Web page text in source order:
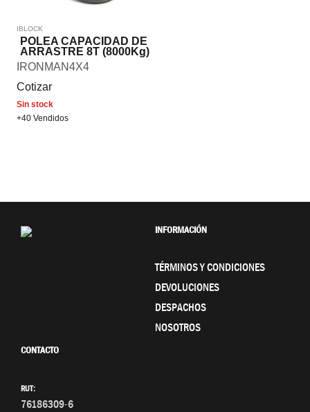
IBLOCK
POLEA CAPACIDAD DE
ARRASTRE 8T (8000Kg)
IRONMAN4X4
Cotizar
Sin stock
+40 Vendidos
INFORMACIÓN
TÉRMINOS Y CONDICIONES
DEVOLUCIONES
DESPACHOS
NOSOTROS
CONTACTO
RUT:
76186309-6